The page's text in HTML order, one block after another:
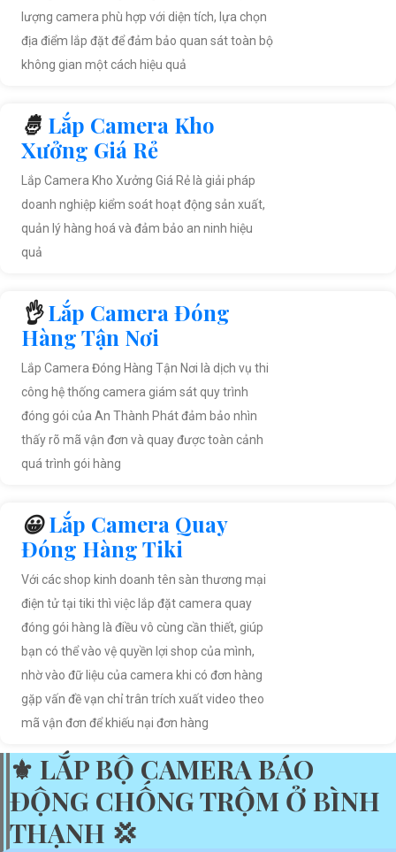
lượng camera phù hợp với diện tích, lựa chọn
địa điểm lắp đặt để đảm bảo quan sát toàn bộ
không gian một cách hiệu quả
🤴 Lắp Camera Kho
Xưởng Giá Rẻ
Lắp Camera Kho Xưởng Giá Rẻ là giải pháp
doanh nghiệp kiểm soát hoạt động sản xuất,
quản lý hàng hoá và đảm bảo an ninh hiệu
quả
👌Lắp Camera Đóng
Hàng Tận Nơi
Lắp Camera Đóng Hàng Tận Nơi là dịch vụ thi
công hệ thống camera giám sát quy trình
đóng gói của An Thành Phát đảm bảo nhìn
thấy rõ mã vận đơn và quay được toàn cảnh
quá trình gói hàng
😀Lắp Camera Quay
Đóng Hàng Tiki
Với các shop kinh doanh tên sàn thương mại
điện tử tại tiki thì việc lắp đặt camera quay
đóng gói hàng là điều vô cùng cần thiết, giúp
bạn có thể vào vệ quyền lợi shop của mình,
nhờ vào đữ liệu của camera khi có đơn hàng
gặp vấn đề vạn chỉ trân trích xuất video theo
mã vận đơn để khiếu nại đơn hàng
⚜️ LẮP BỘ CAMERA BÁO
ĐỘNG CHỐNG TRỘM Ở BÌNH
THẠNH 💢